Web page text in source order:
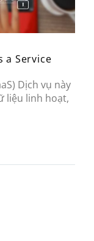
a Service
Dịch vụ này
liệu linh hoạt,